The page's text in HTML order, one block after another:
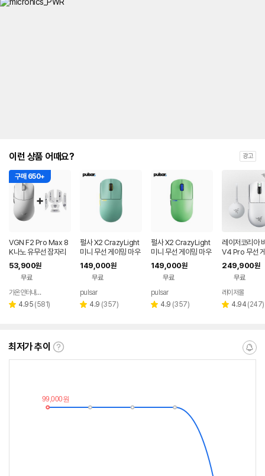
이런 상품 어때요? 광고
구매 650+
VGN F2 Pro Max 8
K나노 유무선 잠자리
게이밍 마우스 화이트
53,900원
무료
페이
가온인터내셔날
별 4.95 리
(581)
펄사 X2 CrazyLight
미니 무선 게이밍 마우
스 포레스트
149,000원
무료
pulsar
별 4.9 리
(357)
펄사 X2 CrazyLight
미니 무선 게이밍 마우
스 아쿠아 제스트
149,000원
무료
pulsar
별 4.9 리
(357)
레이저코리아
V4 Pro 무선
마우스 바브사
글 화이트
249,900원
무료
레이저몰
별 4.94 리
(247)
최저가 추이
최
이
란?
알